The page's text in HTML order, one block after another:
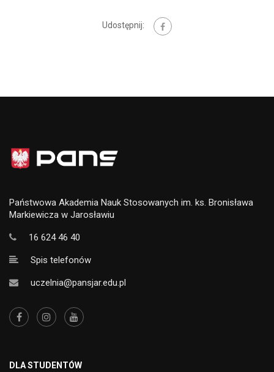
Udostępnij:
Państwowa Akademia Nauk Stosowanych im. ks. Bronisława
Markiewicza w Jarosławiu
16 624 46 40
Spis telefonów
uczelnia@pansjar.edu.pl
DLA STUDENTÓW